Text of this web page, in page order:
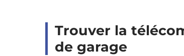
Trouver la
de garage